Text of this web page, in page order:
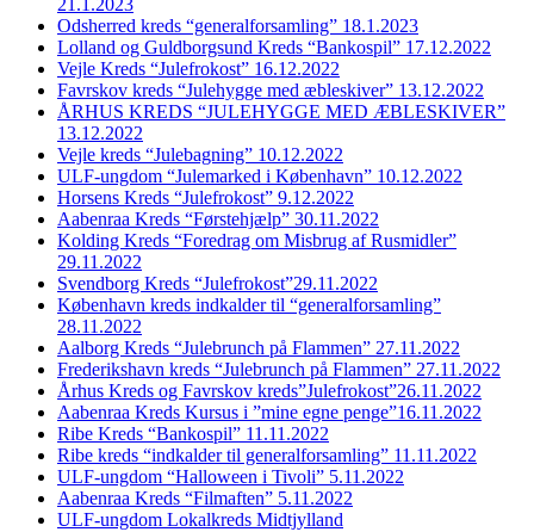
21.1.2023
Odsherred kreds “generalforsamling” 18.1.2023
Lolland og Guldborgsund Kreds “Bankospil” 17.12.2022
Vejle Kreds “Julefrokost” 16.12.2022
Favrskov kreds “Julehygge med æbleskiver” 13.12.2022
ÅRHUS KREDS “JULEHYGGE MED ÆBLESKIVER”
13.12.2022
Vejle kreds “Julebagning” 10.12.2022
ULF-ungdom “Julemarked i København” 10.12.2022
Horsens Kreds “Julefrokost” 9.12.2022
Aabenraa Kreds “Førstehjælp” 30.11.2022
Kolding Kreds “Foredrag om Misbrug af Rusmidler”
29.11.2022
Svendborg Kreds “Julefrokost”29.11.2022
København kreds indkalder til “generalforsamling”
28.11.2022
Aalborg Kreds “Julebrunch på Flammen” 27.11.2022
Frederikshavn kreds “Julebrunch på Flammen” 27.11.2022
Århus Kreds og Favrskov kreds”Julefrokost”26.11.2022
Aabenraa Kreds Kursus i ”mine egne penge”16.11.2022
Ribe Kreds “Bankospil” 11.11.2022
Ribe kreds “indkalder til generalforsamling” 11.11.2022
ULF-ungdom “Halloween i Tivoli” 5.11.2022
Aabenraa Kreds “Filmaften” 5.11.2022
ULF-ungdom Lokalkreds Midtjylland